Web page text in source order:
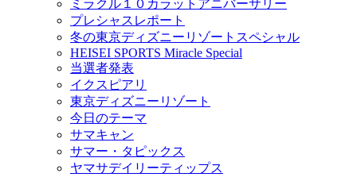
ミラクル１０カラットアニバーサリー
プレシャスレポート
冬の東京ディズニーリゾートスペシャル
HEISEI SPORTS Miracle Special
当選者発表
イクスピアリ
東京ディズニーリゾート
今日のテーマ
サマキャン
サマー・タピックス
ヤマサデイリーティップス